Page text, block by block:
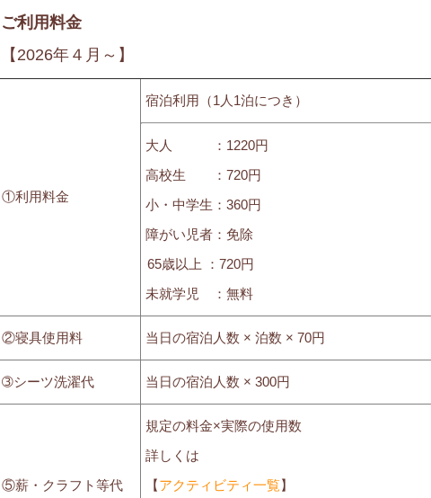
ご利用料金
【2026年４月～】
①利用料金
宿泊利用（1人1泊につき）
大人 ：1220円
高校生 ：720円
小・中学生：360円
障がい児者：免除
65歳以上 ：720円
未就学児 ：無料
②寝具使用料 当日の宿泊人数 × 泊数 × 70円
➂シーツ洗濯代 当日の宿泊人数 × 300円
⑤薪・クラフト等代
規定の料金×実際の使用数
詳しくは
【アクティビティ一覧】